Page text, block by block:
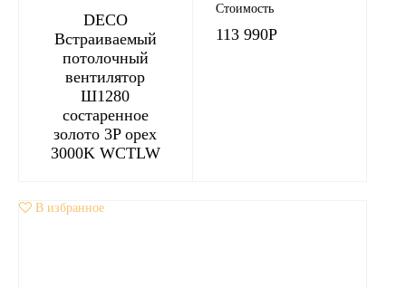
DECO
Встраиваемый
потолочный
вентилятор
Ш1280
состаренное
золото 3P орех
3000K WCTLW
Стоимость
113 990Р
В избранное